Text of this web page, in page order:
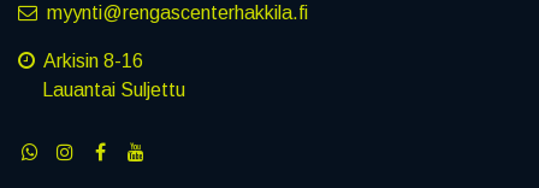
myynti@rengascenterhakkila.fi
Arkisin 8-16
Lauantai Suljettu